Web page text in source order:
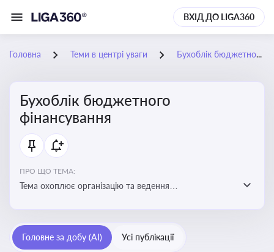
ВХІД ДО LIGA360
Головна Теми в центрі уваги Бухоблік бюджетного фінансування
Бухоблік бюджетного
фінансування
ПРО ЩО ТЕМА:
Тема охоплює організацію та ведення
Головне за добу (AI) Усі публікації